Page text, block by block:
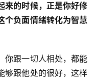
来的时候，正是你好修
个负面情绪转化为智慧
你跟一切人相处，都能
够跟他处的很好，这样